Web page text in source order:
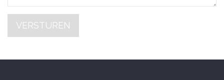
VERSTUREN